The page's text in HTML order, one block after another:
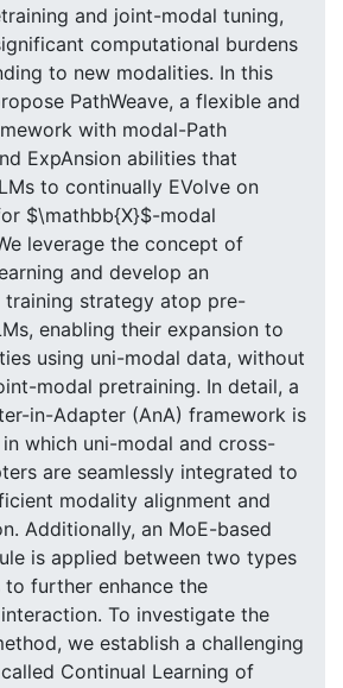
and joint-modal tuning,
computational burdens
to new modalities. In this
PathWeave, a flexible and
with modal-Path
ExpAnsion abilities that
to continually EVolve on
$\mathbb{X}$-modal
leverage the concept of
and develop an
training strategy atop pre-
enabling their expansion to
using uni-modal data, without
modal pretraining. In detail, a
in-Adapter (AnA) framework is
which uni-modal and cross-
are seamlessly integrated to
modality alignment and
Additionally, an MoE-based
is applied between two types
further enhance the
To investigate the
we establish a challenging
Continual Learning of